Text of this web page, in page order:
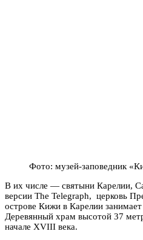
Фото: музей-заповедник
В их числе — святыни Карелии,
версии The Telegraph, церковь
острове Кижи в Карелии
Деревянный храм высотой 37
начале XVIII века.